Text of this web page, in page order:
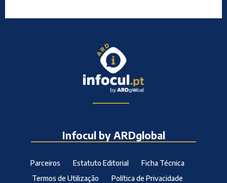
Infocul by ARDglobal
Parceiros Estatuto Editorial
Ficha Técnica
Termos de Utilização
Política de Privacidade